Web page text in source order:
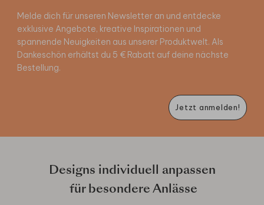
Melde dich für unseren Newsletter an und entdecke
exklusive Angebote, kreative Inspirationen und
spannende Neuigkeiten aus unserer Produktwelt. Als
Dankeschön erhältst du 5 € Rabatt auf deine nächste
Bestellung.
Jetzt anmelden!
Designs individuell anpassen
für besondere Anlässe